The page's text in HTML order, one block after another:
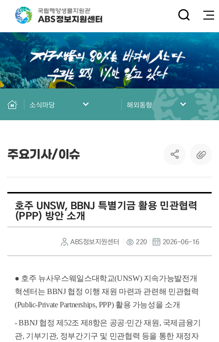
주요기사/이슈
소식마당 해외동향
호주 UNSW, BBNJ 특별기금 활용 민관협력
(PPP) 방안 소개
ABS정보지원센터 220 2026-06-16
● 호주 뉴사우스웨일스대학교(UNSW) 지속가능발전개
혁센터는 BBNJ 협정 이행 재원 마련과 관련해 민관협력
(Public-Private Partnerships, PPP) 활용 가능성을 소개
- BBNJ 협정 제52조 제8항은 공공·민간 재원, 국제금융기
관, 기부기관, 정부간기구 및 민관협력 등을 통한 재정자